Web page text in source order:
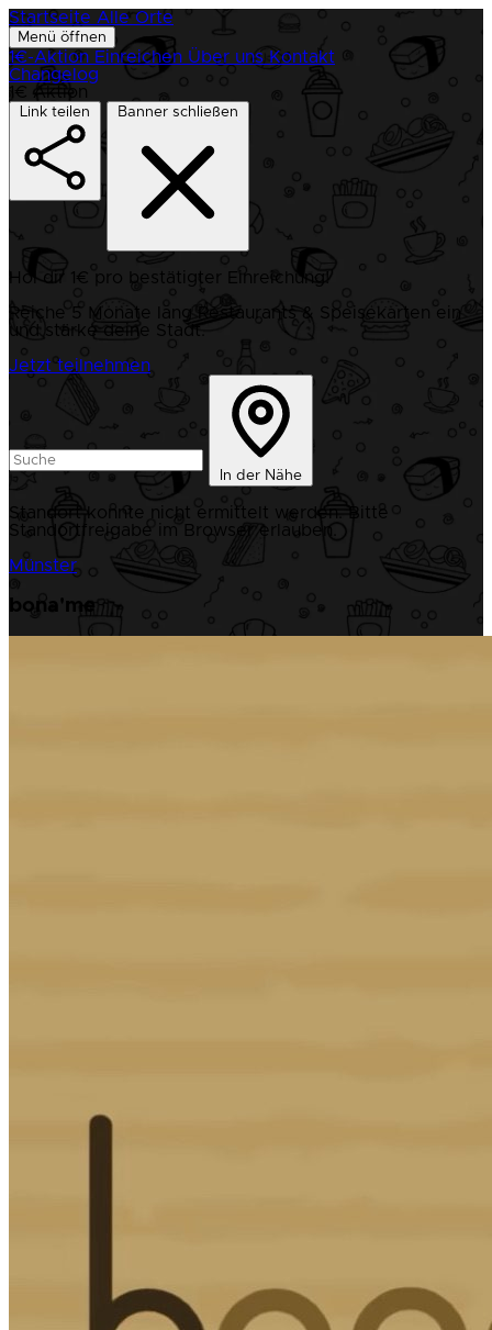
Startseite Alle Orte
Menü öffnen
1€-Aktion Einreichen Über uns Kontakt
Changelog
1€ Aktion
Link teilen Banner schließen
Hol dir 1€ pro bestätigter Einreichung!
Reiche 5 Monate lang Restaurants & Speisekarten ein
und stärke deine Stadt.
Jetzt teilnehmen
In der Nähe
Standort konnte nicht ermittelt werden. Bitte
Standortfreigabe im Browser erlauben.
Münster
bona'me